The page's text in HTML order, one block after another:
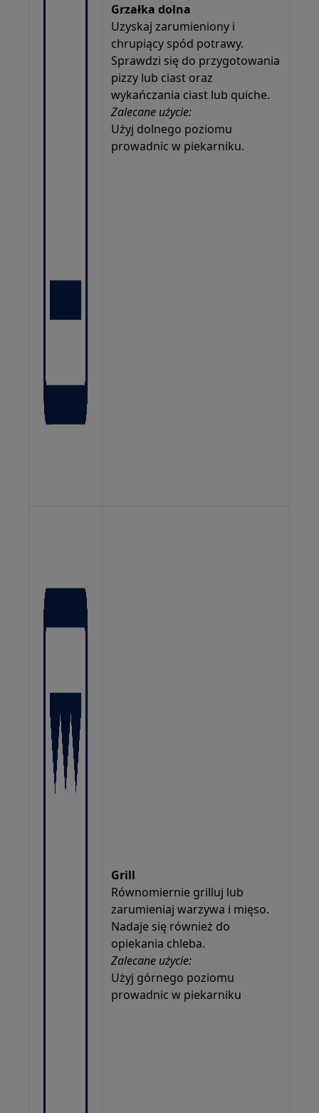
Grzałka dolna
Uzyskaj zarumieniony i
chrupiący spód potrawy.
Sprawdzi się do przygotowania
pizzy lub ciast oraz
wykańczania ciast lub quiche.
Zalecane użycie:
Użyj dolnego poziomu
prowadnic w piekarniku.
Grill
Równomiernie grilluj lub
zarumieniaj warzywa i mięso.
Nadaje się również do
opiekania chleba.
Zalecane użycie:
Użyj górnego poziomu
prowadnic w piekarniku